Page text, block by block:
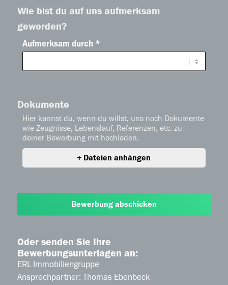
Wie bist du auf uns aufmerksam
geworden?
Aufmerksam durch *
Dokumente
Hier kannst du, wenn du willst, uns noch Dokumente
wie Zeugnisse, Lebenslauf, Referenzen, etc. zu
deiner Bewerbung mit hochladen.
+ Dateien anhängen
Bewerbung abschicken
Oder senden Sie Ihre
Bewerbungsunterlagen an:
ERL Immobiliengruppe
Ansprechpartner: Thomas Ebenbeck